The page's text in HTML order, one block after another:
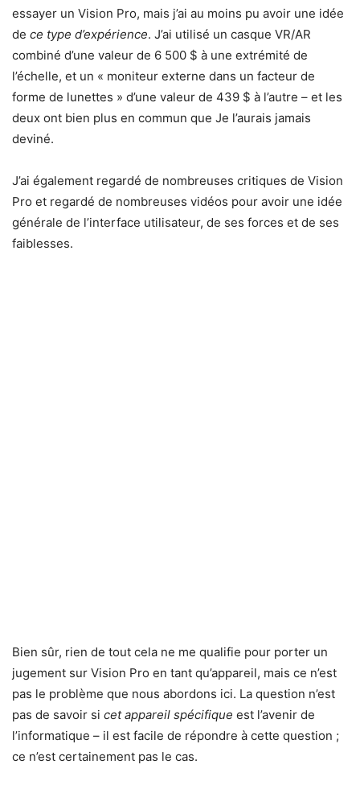
essayer un Vision Pro, mais j’ai au moins pu avoir une idée
de ce type d’expérience. J’ai utilisé un casque VR/AR
combiné d’une valeur de 6 500 $ à une extrémité de
l’échelle, et un « moniteur externe dans un facteur de
forme de lunettes » d’une valeur de 439 $ à l’autre – et les
deux ont bien plus en commun que Je l’aurais jamais
deviné.
J’ai également regardé de nombreuses critiques de Vision
Pro et regardé de nombreuses vidéos pour avoir une idée
générale de l’interface utilisateur, de ses forces et de ses
faiblesses.
Bien sûr, rien de tout cela ne me qualifie pour porter un
jugement sur Vision Pro en tant qu’appareil, mais ce n’est
pas le problème que nous abordons ici. La question n’est
pas de savoir si cet appareil spécifique est l’avenir de
l’informatique – il est facile de répondre à cette question ;
ce n’est certainement pas le cas.